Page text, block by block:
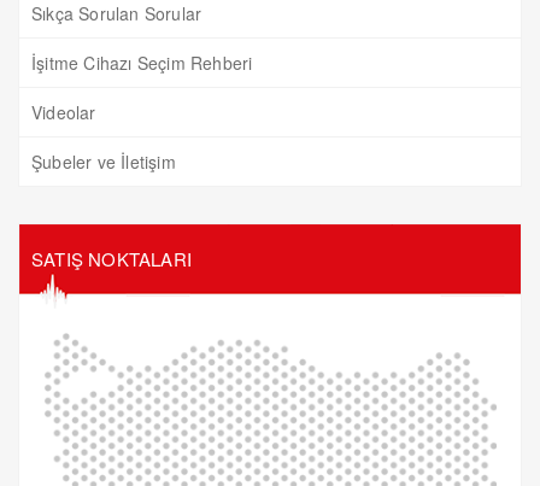
Sıkça Sorulan Sorular
İşitme Cihazı Seçim Rehberi
Videolar
Şubeler ve İletişim
SATIŞ NOKTALARI